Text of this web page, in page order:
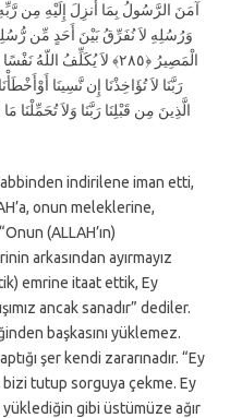
آمَنَ الرَّسُولُ بِمَا أُنزِلَ إِلَيْهِ مِن
وَرُسُلِهِ لاَ نُفَرِّقُ بَيْنَ أَحَدٍ مِّن
الْمَصِيرُ ﴿۲٨٥﴾ لاَ يُكَلِّفُ
رَبَّنَا لاَ تُؤَاخِذْنَا إِن نَّسِينَا
الَّذِينَ مِن قَبْلِنَا رَبَّنَا وَلاَ تُحَمِّلْنَا
indirilene iman etti,
onun meleklerine,
(ALLAH’ın)
arkasından ayırmayız
emrine itaat ettik, Ey
ancak sanadır” dediler.
başkasını yüklemez.
şer kendi zararınadır. “Ey
bizi tutup sorguya çekme. Ey
gibi üstümüze ağır